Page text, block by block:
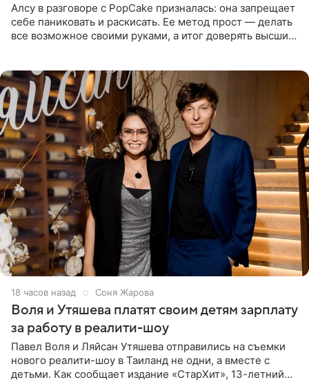
Алсу в разговоре с PopCake призналась: она запрещает
себе паниковать и раскисать. Ее метод прост — делать
все возможное своими руками, а итог доверять высшим
18 часов назад Соня Жарова
Воля и Утяшева платят своим детям зарплату
за работу в реалити-шоу
Павел Воля и Ляйсан Утяшева отправились на съемки
нового реалити-шоу в Таиланд не одни, а вместе с
детьми. Как сообщает издание «СтарХит», 13-летний